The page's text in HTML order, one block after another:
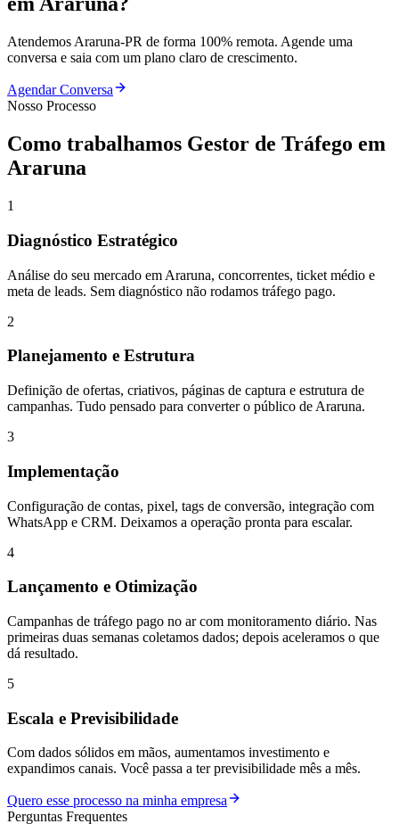
Atendemos Araruna-PR de forma 100% remota. Agende uma
conversa e saia com um plano claro de crescimento.
Agendar Conversa
Nosso Processo
Como trabalhamos Gestor de Tráfego em
Araruna
1
Diagnóstico Estratégico
Análise do seu mercado em Araruna, concorrentes, ticket médio e
meta de leads. Sem diagnóstico não rodamos tráfego pago.
2
Planejamento e Estrutura
Definição de ofertas, criativos, páginas de captura e estrutura de
campanhas. Tudo pensado para converter o público de Araruna.
3
Implementação
Configuração de contas, pixel, tags de conversão, integração com
WhatsApp e CRM. Deixamos a operação pronta para escalar.
4
Lançamento e Otimização
Campanhas de tráfego pago no ar com monitoramento diário. Nas
primeiras duas semanas coletamos dados; depois aceleramos o que
dá resultado.
5
Escala e Previsibilidade
Com dados sólidos em mãos, aumentamos investimento e
expandimos canais. Você passa a ter previsibilidade mês a mês.
Quero esse processo na minha empresa
Perguntas Frequentes